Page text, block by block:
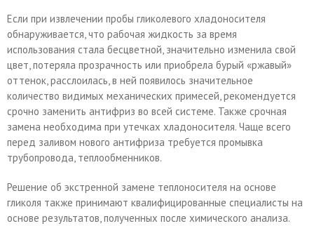
Если при извлечении пробы гликолевого хладоносителя
обнаруживается, что рабочая жидкость за время
использования стала бесцветной, значительно изменила свой
цвет, потеряла прозрачность или приобрела бурый «ржавый»
оттенок, расслоилась, в ней появилось значительное
количество видимых механических примесей, рекомендуется
срочно заменить антифриз во всей системе. Также срочная
замена необходима при утечках хладоносителя. Чаще всего
перед заливом нового антифриза требуется промывка
трубопровода, теплообменников.
Решение об экстренной замене теплоносителя на основе
гликоля также принимают квалифицированные специалисты на
основе результатов, полученных после химического анализа.